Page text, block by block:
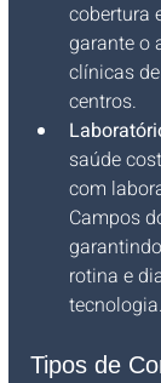
cobertura
garante o
clínicas
centros.
saúde
com
Campos
rotina e
tecnologia.
Tipos de